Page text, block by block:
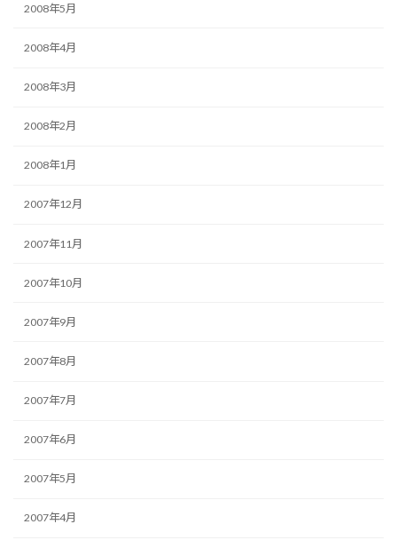
2008年5月
2008年4月
2008年3月
2008年2月
2008年1月
2007年12月
2007年11月
2007年10月
2007年9月
2007年8月
2007年7月
2007年6月
2007年5月
2007年4月